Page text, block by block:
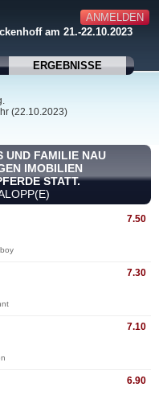
ANMELDEN
am 21.-22.10.2023
ERGEBNISSE
(22.10.2023)
UND FAMILIE NAU
IMOBILIEN
STATT.
7.50
7.30
7.10
6.90